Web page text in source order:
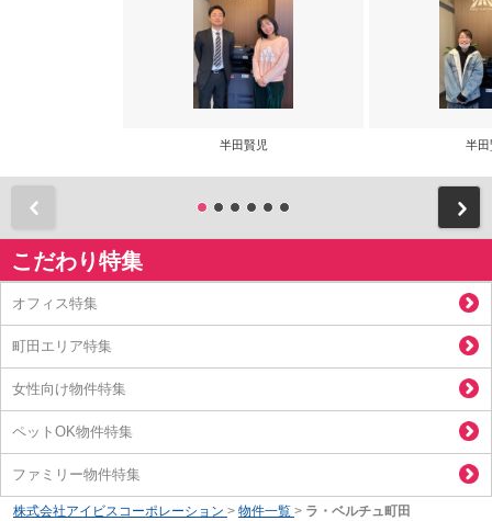
半田賢児 半田
こだわり特集
オフィス特集
町田エリア特集
女性向け物件特集
ペットOK物件特集
ファミリー物件特集
株式会社アイビスコーポレーション > 物件一覧 > ラ・ベルチュ町田